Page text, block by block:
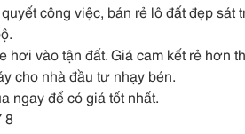
công việc, bán rẻ lô đất đẹp sát
vào tận đất. Giá cam kết rẻ hơn
cho nhà đầu tư nhạy bén.
ngay để có giá tốt nhất.
8